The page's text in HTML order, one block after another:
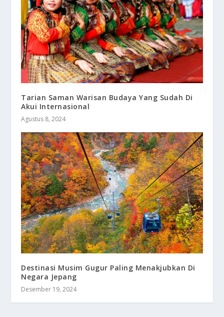
Tarian Saman Warisan Budaya Yang Sudah Di
Akui Internasional
Agustus 8, 2024
Destinasi Musim Gugur Paling Menakjubkan Di
Negara Jepang
Desember 19, 2024